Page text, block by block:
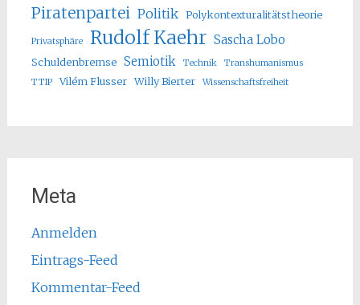
Piratenpartei Politik Polykontexturalitätstheorie
Privatsphäre Rudolf Kaehr Sascha Lobo
Schuldenbremse Semiotik Technik
Transhumanismus
TTIP
Vilém Flusser Willy Bierter Wissenschaftsfreiheit
Meta
Anmelden
Eintrags-Feed
Kommentar-Feed